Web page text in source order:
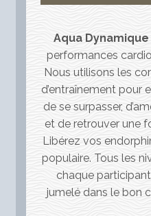
Aqua Dynamique
performances
Nous utilisons les
d’entraînement pour
de se surpasser,
et de retrouver une
Libérez vos
populaire. Tous les
chaque
jumelé dans le bon